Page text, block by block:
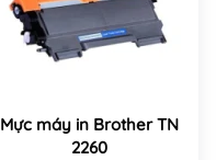
Mực máy in Brother TN
2260